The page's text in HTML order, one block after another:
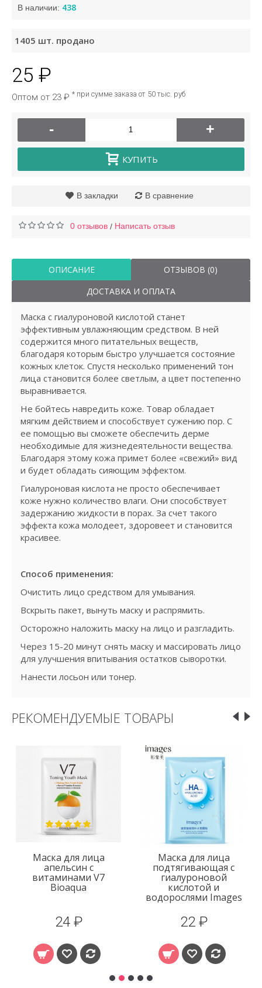
В наличии: 438
1405 шт. продано
25 ₽
Оптом от 23 ₽ * при сумме заказа от 50 тыс. руб
- +
КУПИТЬ
В закладки В сравнение
0 отзывов / Написать отзыв
ОПИСАНИЕ
ОТЗЫВОВ (0)
ДОСТАВКА И ОПЛАТА
Маска с гиалуроновой кислотой станет
эффективным увлажняющим средством. В ней
содержится много питательных веществ,
благодаря которым быстро улучшается состояние
кожных клеток. Спустя несколько применений тон
лица становится более светлым, а цвет постепенно
выравнивается.
Не бойтесь навредить коже. Товар обладает
мягким действием и способствует сужению пор. С
ее помощью вы сможете обеспечить дерме
необходимые для жизнедеятельности вещества.
Благодаря этому кожа примет более «свежий» вид
и будет обладать сияющим эффектом.
Гиалуроновая кислота не просто обеспечивает
коже нужно количество влаги. Они способствует
задержанию жидкости в порах. За счет такого
эффекта кожа молодеет, здоровеет и становится
красивее.
Способ применения:
Очистить лицо средством для умывания.
Вскрыть пакет, вынуть маску и распрямить.
Осторожно наложить маску на лицо и разгладить.
Через 15-20 минут снять маску и массировать лицо
для улучшения впитывания остатков сыворотки.
Нанести лосьон или тонер.
РЕКОМЕНДУЕМЫЕ ТОВАРЫ
Маска для лица
апельсин с
витаминами V7
Bioaqua
24 ₽
Маска для лица
подтягивающая с
гиалуроновой
кислотой и
водорослями Images
22 ₽